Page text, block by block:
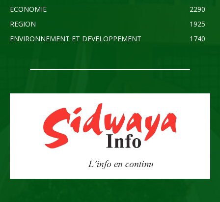
ECONOMIE
2290
REGION
1925
ENVIRONNEMENT ET DEVELOPPEMENT
1740